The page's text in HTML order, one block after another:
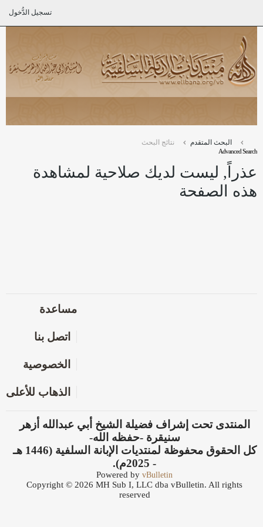
تسجيل الدُّخول
البحث المتقدم نتائج البحث
Advanced Search
عذراً, ليست لديك صلاحية لمشاهدة
هذه الصفحة
مساعدة
اتصل بنا
الخصوصية
الذهاب للأعلى
المنتدى تحت إشراف فضيلة الشيخ أبي عبدالله أزهر
سنيقرة -حفظه الله-
كل الحقوق محفوظة لمنتديات الإبانة السلفية (1446 هـ
- 2025م).
Powered by vBulletin
Copyright © 2026 MH Sub I, LLC dba vBulletin. All rights
reserved